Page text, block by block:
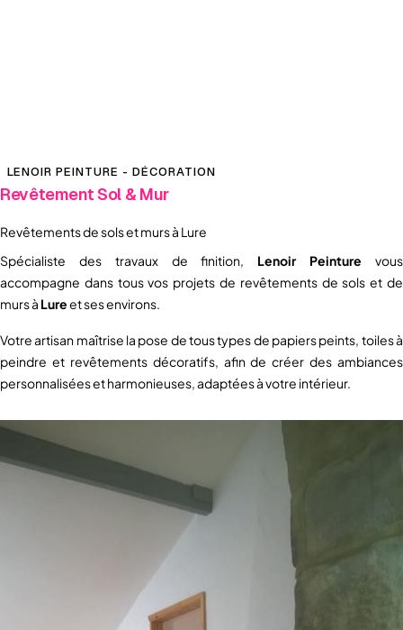
LENOIR PEINTURE - DÉCORATION
Revêtement Sol & Mur
Revêtements de sols et murs à Lure
Spécialiste des travaux de finition, Lenoir Peinture vous
accompagne dans tous vos projets de revêtements de sols et de
murs à Lureet ses environs.
Votre artisan maîtrise la pose de tous types de papiers peints, toiles à
peindre et revêtements décoratifs, afin de créer des ambiances
personnalisées et harmonieuses, adaptées à votre intérieur.